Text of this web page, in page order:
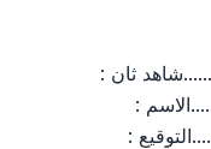
ثان :
:
: